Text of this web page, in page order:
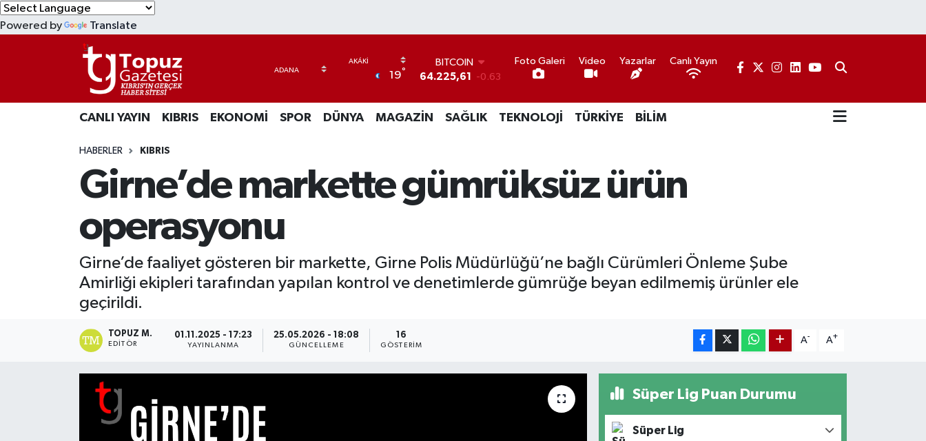
Powered by Translate
19°
BITCOIN
64.225,61
-0.63
47,7143 0.16
EURO
GRAM ALTIN
6510.40
Foto Galeri Video Yazarlar Canlı Yayın
CANLI YAYIN KIBRIS EKONOMİ SPOR DÜNYA MAGAZİN SAĞLIK TEKNOLOJİ TÜRKİYE BİLİM
HABERLER KIBRIS
Girne’de markette gümrüksüz ürün
operasyonu
Girne’de faaliyet gösteren bir markette, Girne Polis Müdürlüğü’ne bağlı Cürümleri Önleme Şube
Amirliği ekipleri tarafından yapılan kontrol ve denetimlerde gümrüğe beyan edilmemiş ürünler ele
geçirildi.
TOPUZ M.
EDITÖR
01.11.2025 - 17:23
YAYINLANMA
25.05.2026 - 18:08
GÜNCELLEME
16
GÖSTERIM
A- A+
Süper Lig Puan Durumu
Süper Lig
EKONOMİ
MAGAZİN
TEKNOLOJİ
TÜRKİYE
Lefkoşa Nöbetçi Eczaneler
Lefkoşa Hava Durumu
Lefkoşa Trafik Yoğunluk Haritası
Süper Lig Puan Durumu ve Fikstür
Tüm Manşetler
Son Dakika Haberleri
Haber Arşivi